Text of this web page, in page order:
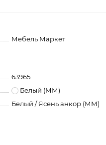
Мебель Маркет
63965
Белый (ММ)
Белый / Ясень анкор (ММ)